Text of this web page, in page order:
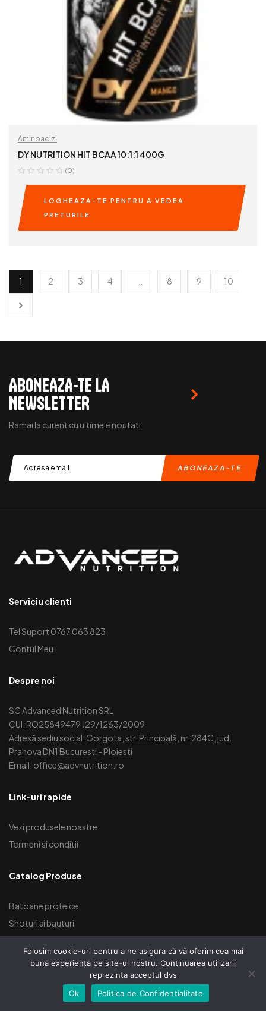
Aminoacizi
DY NUTRITION HIT BCAA 10:1:1 400G
(0)
LOGHEAZA-TE PENTRU A VEDEA
PRETURILE
1 2 3 4 8 9 10
Account căutarea
ABONEAZA-TE LA
NEWSLETTER
Ramai la curent cu ultimele noutati
Serviciu clienti
Tel Suport 0767 063 823
Contul Meu
Despre noi
SC Advanced Nutrition SRL
CUI: RO25849479 J29/1263/2009
Adresă sediu social: Gorgota, str. Principală, nr. 284C, jud.
Prahova DN1 Bucuresti - Ploiesti
Email: office@advnutrition.ro
Link-uri rapide
Vezi produsele noastre
Termeni si conditii
Catalog Produse
Batoane proteice
Shoturi si bauturi
AVETI NEVOIE DE AJUTOR
Folosim cookie-uri pentru a ne asigura că vă oferim cea mai
bună experiență pe site-ul nostru. Continuarea utilizarii
reprezinta acceptul dvs
Ok
Politica de Confidentialitate